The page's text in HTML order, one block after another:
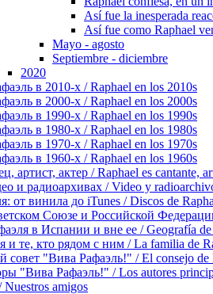
Así fue la inesperada
Así fue como Raphael
Mayo - agosto
Septiembre - diciembre
2020
в 2010-х / Raphael en los 2010s
в 2000-х / Raphael en los 2000s
в 1990-х / Raphael en los 1990s
в 1980-х / Raphael en los 1980s
в 1970-х / Raphael en los 1970s
в 1960-х / Raphael en los 1960s
артист, актер / Raphael es cantante,
и радиоархивах / Video y
от винила до iTunes / Discos de
Союзе и Российской
в Испании и вне ее / Geografía de
и те, кто рядом с ним / La familia de
совет "Вива Рафаэль!" / El consejo de
"Вива Рафаэль!" / Los autores
amigos